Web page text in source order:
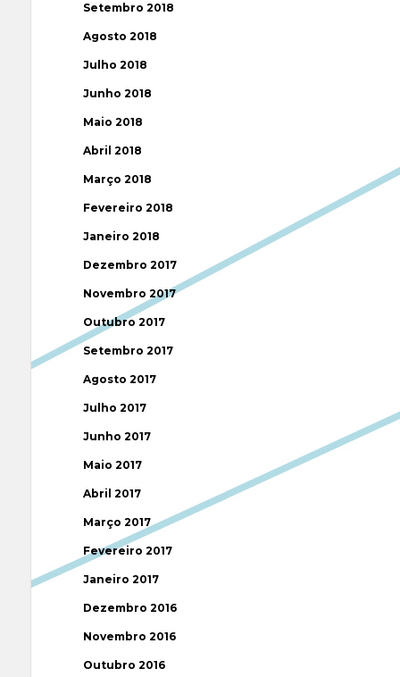
Setembro 2018
Agosto 2018
Julho 2018
Junho 2018
Maio 2018
Abril 2018
Março 2018
Fevereiro 2018
Janeiro 2018
Dezembro 2017
Novembro 2017
Outubro 2017
Setembro 2017
Agosto 2017
Julho 2017
Junho 2017
Maio 2017
Abril 2017
Março 2017
Fevereiro 2017
Janeiro 2017
Dezembro 2016
Novembro 2016
Outubro 2016